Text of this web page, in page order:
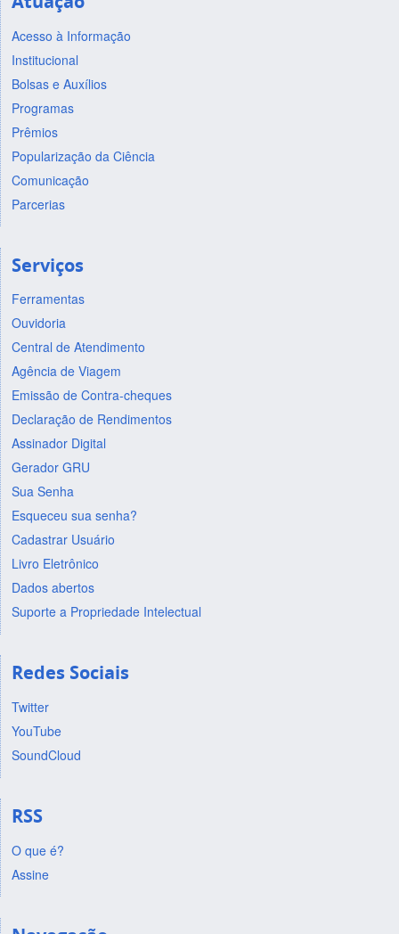
Acesso à Informação
Institucional
Bolsas e Auxílios
Programas
Prêmios
Popularização da Ciência
Comunicação
Parcerias
Serviços
Ferramentas
Ouvidoria
Central de Atendimento
Agência de Viagem
Emissão de Contra-cheques
Declaração de Rendimentos
Assinador Digital
Gerador GRU
Sua Senha
Esqueceu sua senha?
Cadastrar Usuário
Livro Eletrônico
Dados abertos
Suporte a Propriedade Intelectual
Redes Sociais
Twitter
YouTube
SoundCloud
RSS
O que é?
Assine